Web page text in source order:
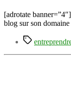
[adrotate
blog sur son
Étiquettes